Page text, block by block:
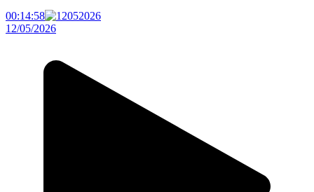
00:14:58
12/05/2026